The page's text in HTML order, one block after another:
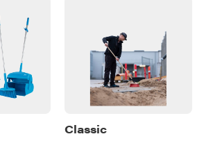
Classic